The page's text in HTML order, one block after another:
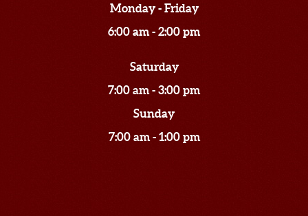
Monday - Friday
6:00 am - 2:00 pm
Saturday
7:00 am - 3:00 pm
Sunday
7:00 am - 1:00 pm